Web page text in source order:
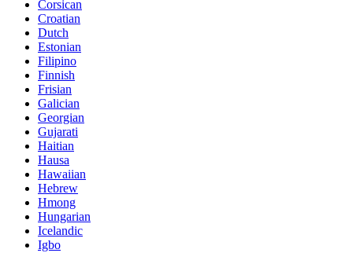
Corsican
Croatian
Dutch
Estonian
Filipino
Finnish
Frisian
Galician
Georgian
Gujarati
Haitian
Hausa
Hawaiian
Hebrew
Hmong
Hungarian
Icelandic
Igbo